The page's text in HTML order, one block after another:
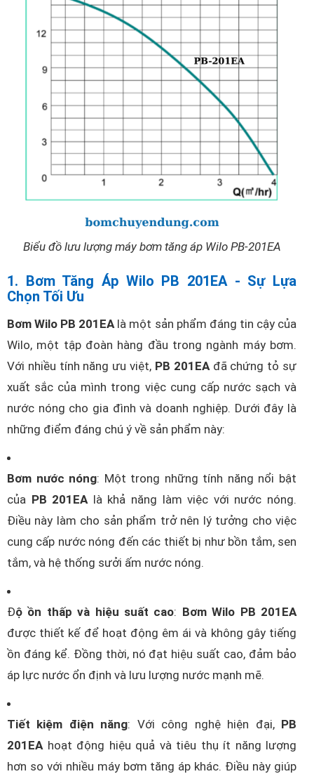
Biểu đồ lưu lượng máy bơm tăng áp Wilo PB-201EA
1. Bơm Tăng Áp Wilo PB 201EA - Sự Lựa
Chọn Tối Ưu
Bơm Wilo PB 201EAlà một sản phẩm đáng tin cậy của
Wilo, một tập đoàn hàng đầu trong ngành máy bơm.
Với nhiều tính năng ưu việt, PB 201EAđã chứng tỏ sự
xuất sắc của mình trong việc cung cấp nước sạch và
nước nóng cho gia đình và doanh nghiệp. Dưới đây là
những điểm đáng chú ý về sản phẩm này:
Bơm nước nóng: Một trong những tính năng nổi bật
của PB 201EAlà khả năng làm việc với nước nóng.
Điều này làm cho sản phẩm trở nên lý tưởng cho việc
cung cấp nước nóng đến các thiết bị như bồn tắm, sen
tắm, và hệ thống sưởi ấm nước nóng.
Độ ồn thấp và hiệu suất cao: Bơm Wilo PB 201EA
được thiết kế để hoạt động êm ái và không gây tiếng
ồn đáng kể. Đồng thời, nó đạt hiệu suất cao, đảm bảo
áp lực nước ổn định và lưu lượng nước mạnh mẽ.
Tiết kiệm điện năng: Với công nghệ hiện đại, PB
201EAhoạt động hiệu quả và tiêu thụ ít năng lượng
hơn so với nhiều máy bơm tăng áp khác. Điều này giúp